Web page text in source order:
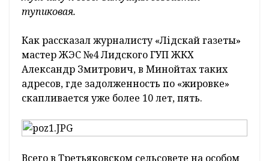
тупиковая.
Как рассказал журналисту «Лідскай газеты»
мастер ЖЭС №4 Лидского ГУП ЖКХ
Александр Змитрович, в Минойтах таких
адресов, где задолженность по «жировке»
скапливается уже более 10 лет, пять.
Всего в Третьяковском сельсовете на особом